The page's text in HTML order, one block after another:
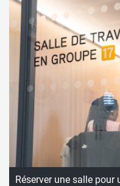
Réserver une salle